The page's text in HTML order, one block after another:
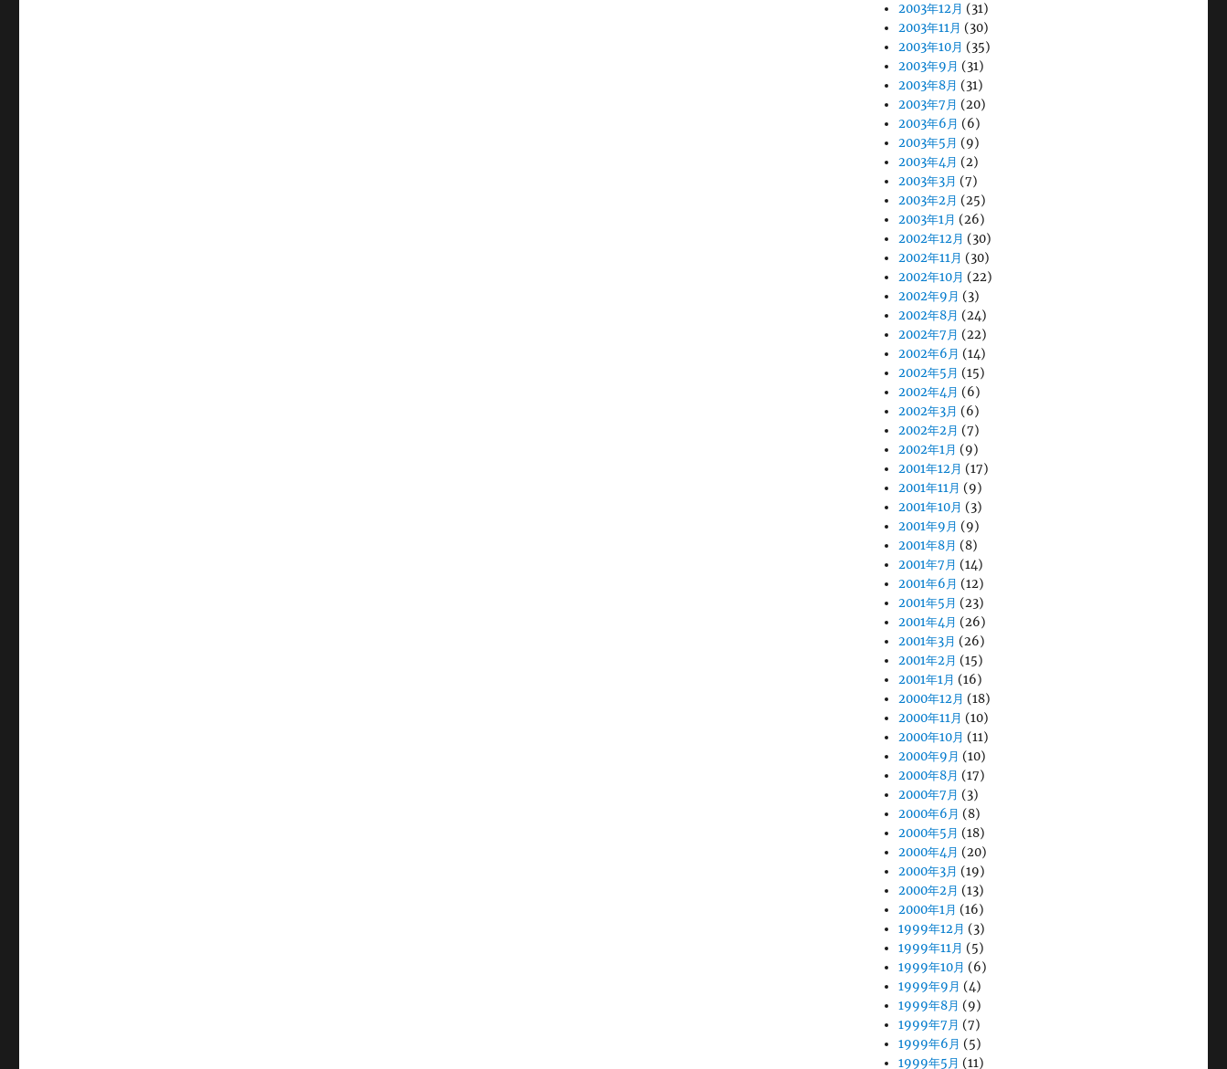
2003年12月 (31)
2003年11月 (30)
2003年10月 (35)
2003年9月 (31)
2003年8月 (31)
2003年7月 (20)
2003年6月 (6)
2003年5月 (9)
2003年4月 (2)
2003年3月 (7)
2003年2月 (25)
2003年1月 (26)
2002年12月 (30)
2002年11月 (30)
2002年10月 (22)
2002年9月 (3)
2002年8月 (24)
2002年7月 (22)
2002年6月 (14)
2002年5月 (15)
2002年4月 (6)
2002年3月 (6)
2002年2月 (7)
2002年1月 (9)
2001年12月 (17)
2001年11月 (9)
2001年10月 (3)
2001年9月 (9)
2001年8月 (8)
2001年7月 (14)
2001年6月 (12)
2001年5月 (23)
2001年4月 (26)
2001年3月 (26)
2001年2月 (15)
2001年1月 (16)
2000年12月 (18)
2000年11月 (10)
2000年10月 (11)
2000年9月 (10)
2000年8月 (17)
2000年7月 (3)
2000年6月 (8)
2000年5月 (18)
2000年4月 (20)
2000年3月 (19)
2000年2月 (13)
2000年1月 (16)
1999年12月 (3)
1999年11月 (5)
1999年10月 (6)
1999年9月 (4)
1999年8月 (9)
1999年7月 (7)
1999年6月 (5)
1999年5月 (11)